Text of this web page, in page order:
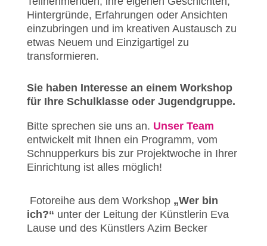
Hintergründe, Erfahrungen oder Ansichten
einzubringen und im kreativen Austausch zu
etwas Neuem und Einzigartigel zu
transformieren.
Sie haben Interesse an einem Workshop
für Ihre Schulklasse oder Jugendgruppe.
Bitte sprechen sie uns an. Unser Team
entwickelt mit Ihnen ein Programm, vom
Schnupperkurs bis zur Projektwoche in Ihrer
Einrichtung ist alles möglich!
Fotoreihe aus dem Workshop „Wer bin
ich?“ unter der Leitung der Künstlerin Eva
Lause und des Künstlers Azim Becker